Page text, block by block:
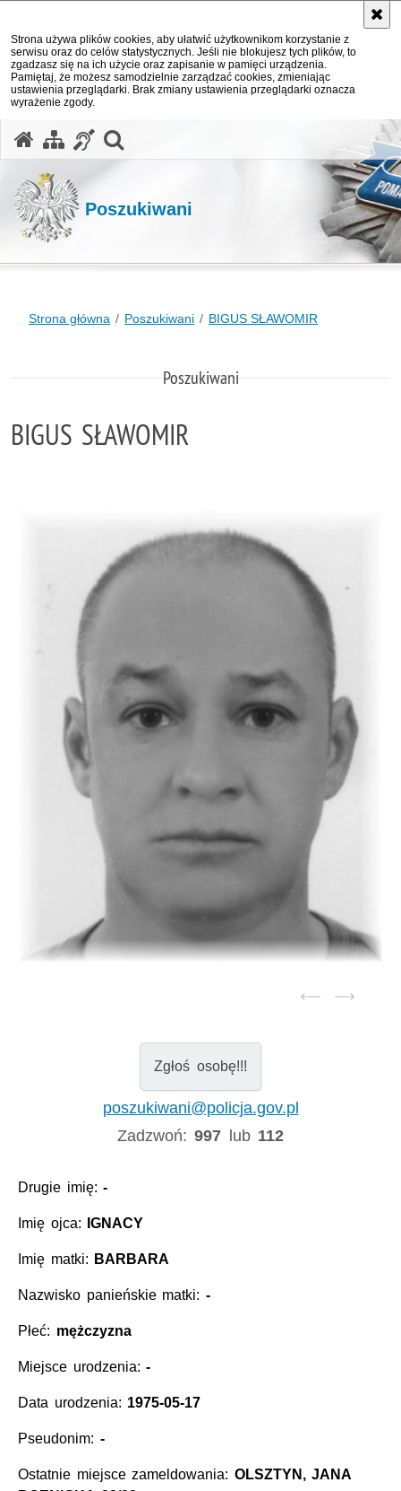
Strona używa plików cookies, aby ułatwić użytkownikom korzystanie z
serwisu oraz do celów statystycznych. Jeśli nie blokujesz tych plików, to
zgadzasz się na ich użycie oraz zapisanie w pamięci urządzenia.
Pamiętaj, że możesz samodzielnie zarządzać cookies, zmieniając
ustawienia przeglądarki. Brak zmiany ustawienia przeglądarki oznacza
wyrażenie zgody.
Poszukiwani
Strona główna Poszukiwani BIGUS SŁAWOMIR
Poszukiwani
BIGUS SŁAWOMIR
Zgłoś osobę!!!
poszukiwani@policja.gov.pl
Zadzwoń:997 lub 112
Drugie imię:-
Imię ojca: IGNACY
Imię matki: BARBARA
Nazwisko panieńskie matki: -
Płeć: mężczyzna
Miejsce urodzenia:-
Data urodzenia: 1975-05-17
Pseudonim: -
Ostatnie miejsce zameldowania: OLSZTYN, JANA